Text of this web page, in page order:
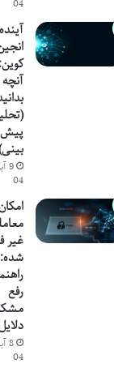
04
آنچه
پیش
9
04
غیر
شده:
رفع
8
04